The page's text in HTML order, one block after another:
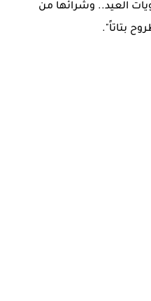
العيد.. وشرائها من
بتاتاً".